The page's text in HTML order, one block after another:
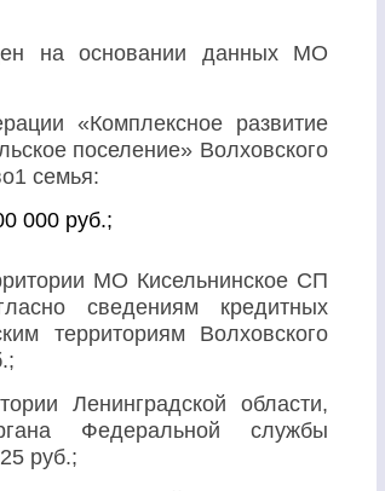
на основании данных МО
«Комплексное развитие
поселение» Волховского
семья:
000 руб.;
МО Кисельнинское СП
сведениям кредитных
территориям Волховского
Ленинградской области,
Федеральной службы
руб.;